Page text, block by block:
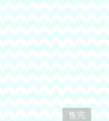
售完